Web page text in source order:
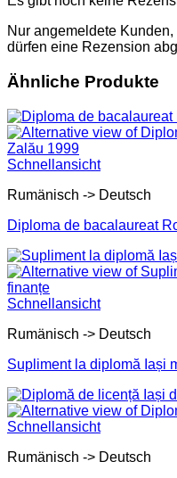
Nur angemeldete
dürfen eine Rezension
Ähnliche Produkte
Schnellansicht
Rumänisch -> Deutsch
Diploma de bacalaureat
Schnellansicht
Rumänisch -> Deutsch
Supliment la diplomă Iași
Schnellansicht
Rumänisch -> Deutsch